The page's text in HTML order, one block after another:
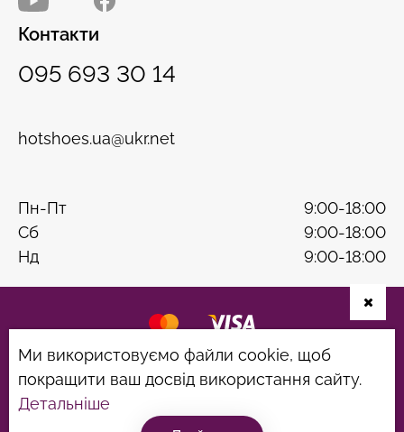
Контакти
095 693 30 14
hotshoes.ua@ukr.net
Пн-Пт
9:00-18:00
Сб
9:00-18:00
Нд
9:00-18:00
Політика конфіденційності
Розробка сайту B & W
Ми використовуємо файли cookie, щоб
покращити ваш досвід використання сайту.
Детальніше